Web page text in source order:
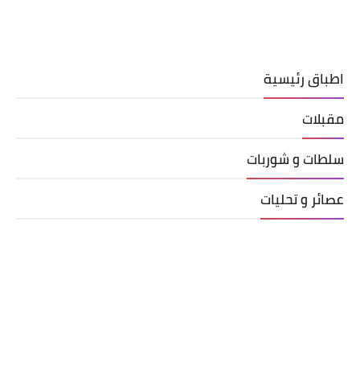
اطباق رئيسية
مقبلات
سلطات و شوربات
عصائر و تحليات